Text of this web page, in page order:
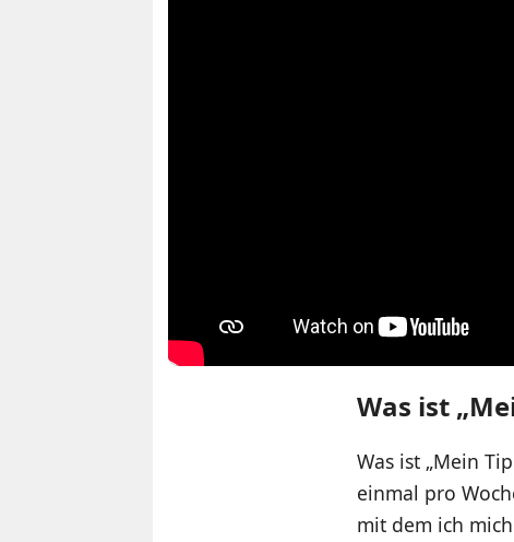
Was ist
Was ist „Mein
einmal pro
mit dem ich